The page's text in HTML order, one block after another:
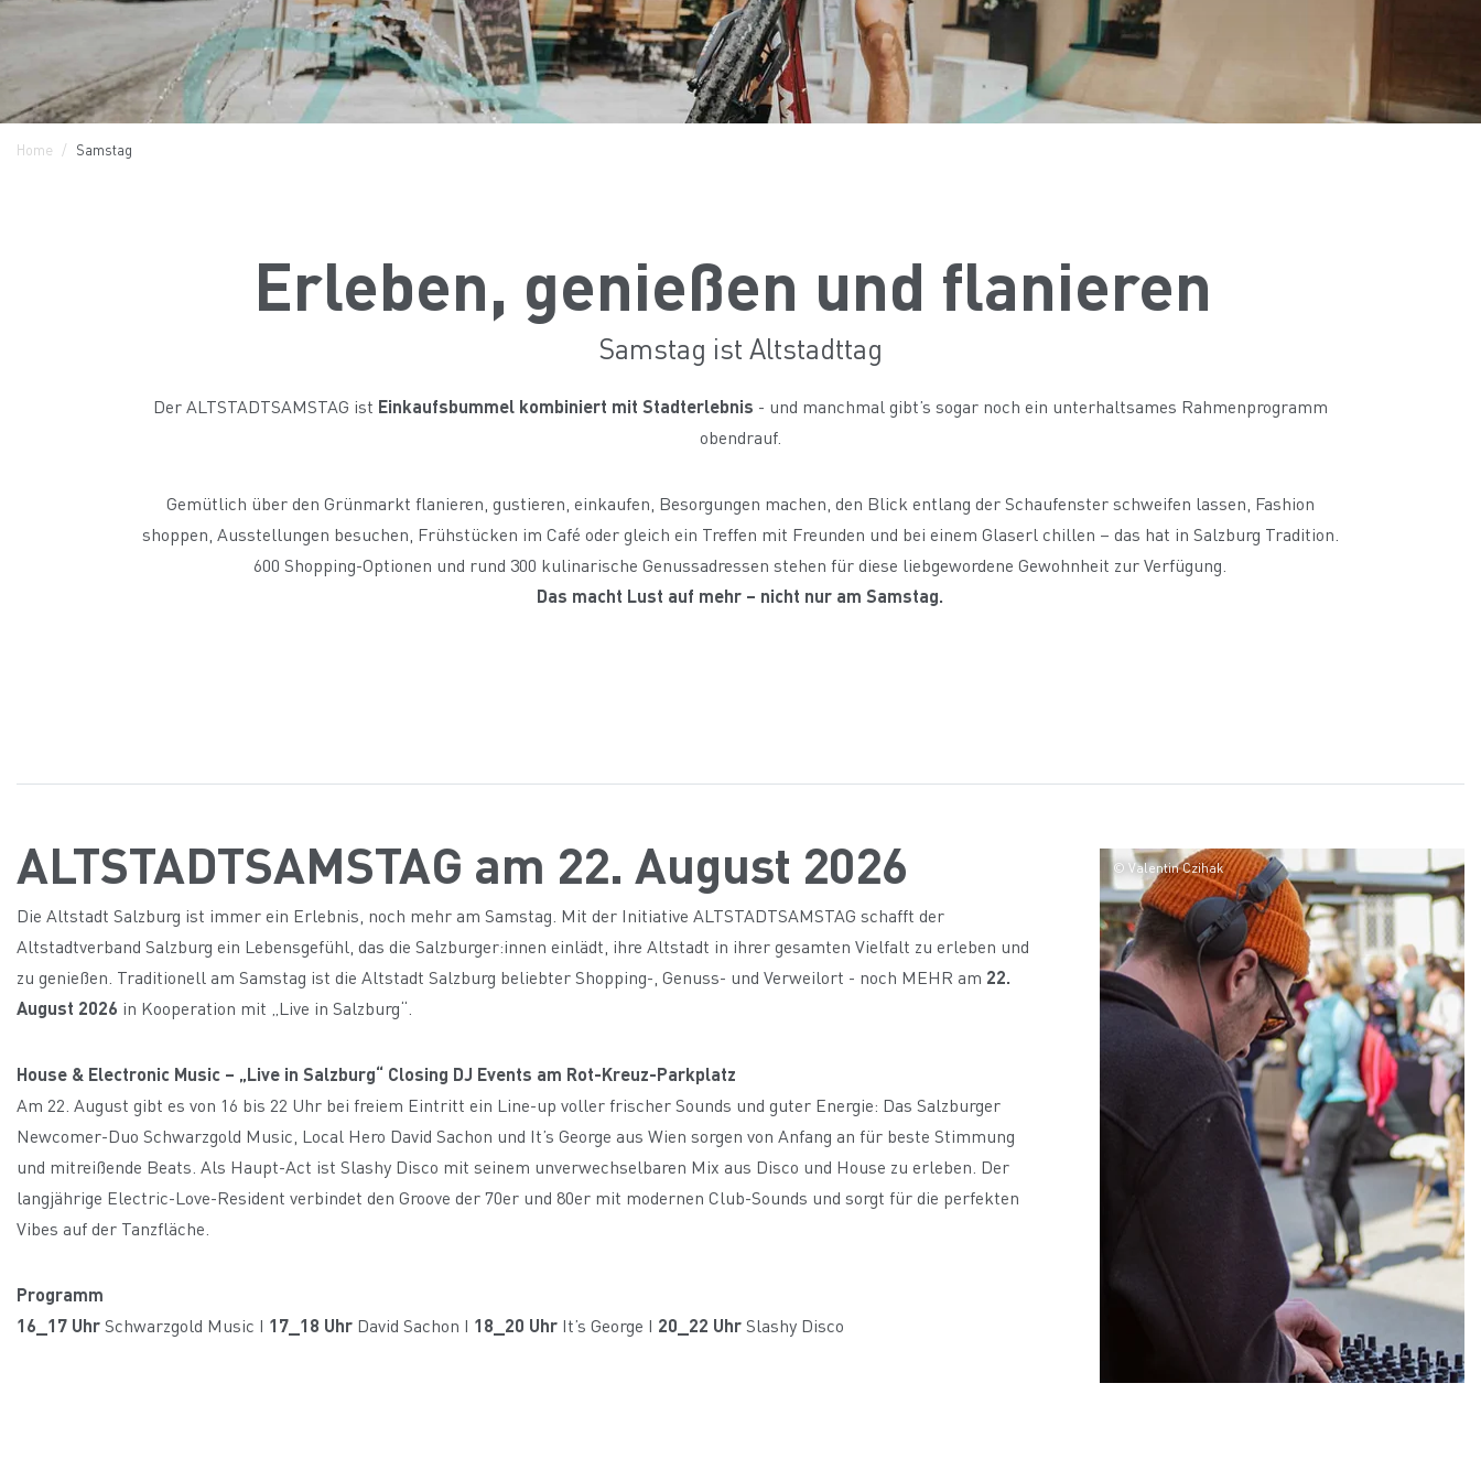
Home Samstag
Erleben, genießen und flanieren
Samstag ist Altstadttag
Der ALTSTADTSAMSTAG ist Einkaufsbummel kombiniert mit Stadterlebnis - und manchmal gibt’s sogar noch ein unterhaltsames Rahmenprogramm
obendrauf.
Gemütlich über den Grünmarkt flanieren, gustieren, einkaufen, Besorgungen machen, den Blick entlang der Schaufenster schweifen lassen, Fashion
shoppen, Ausstellungen besuchen, Frühstücken im Café oder gleich ein Treffen mit Freunden und bei einem Glaserl chillen – das hat in Salzburg Tradition.
600 Shopping-Optionen und rund 300 kulinarische Genussadressen stehen für diese liebgewordene Gewohnheit zur Verfügung.
Das macht Lust auf mehr – nicht nur am Samstag.
© Valentin Czihak
ALTSTADTSAMSTAG am 22. August 2026
Die Altstadt Salzburg ist immer ein Erlebnis, noch mehr am Samstag. Mit der Initiative ALTSTADTSAMSTAG schafft der
Altstadtverband Salzburg ein Lebensgefühl, das die Salzburger:innen einlädt, ihre Altstadt in ihrer gesamten Vielfalt zu erleben und
zu genießen. Traditionell am Samstag ist die Altstadt Salzburg beliebter Shopping-, Genuss- und Verweilort - noch MEHR am 22.
August 2026 in Kooperation mit „Live in Salzburg“.
House & Electronic Music – „Live in Salzburg“ Closing DJ Events am Rot-Kreuz-Parkplatz
Am 22. August gibt es von 16 bis 22 Uhr bei freiem Eintritt ein Line-up voller frischer Sounds und guter Energie: Das Salzburger
Newcomer-Duo Schwarzgold Music, Local Hero David Sachon und It’s George aus Wien sorgen von Anfang an für beste Stimmung
und mitreißende Beats. Als Haupt-Act ist Slashy Disco mit seinem unverwechselbaren Mix aus Disco und House zu erleben. Der
langjährige Electric-Love-Resident verbindet den Groove der 70er und 80er mit modernen Club-Sounds und sorgt für die perfekten
Vibes auf der Tanzfläche.
Programm
16_17 UhrSchwarzgold Music I 17_18 Uhr David Sachon I 18_20 Uhr It’s George I 20_22 UhrSlashy Disco